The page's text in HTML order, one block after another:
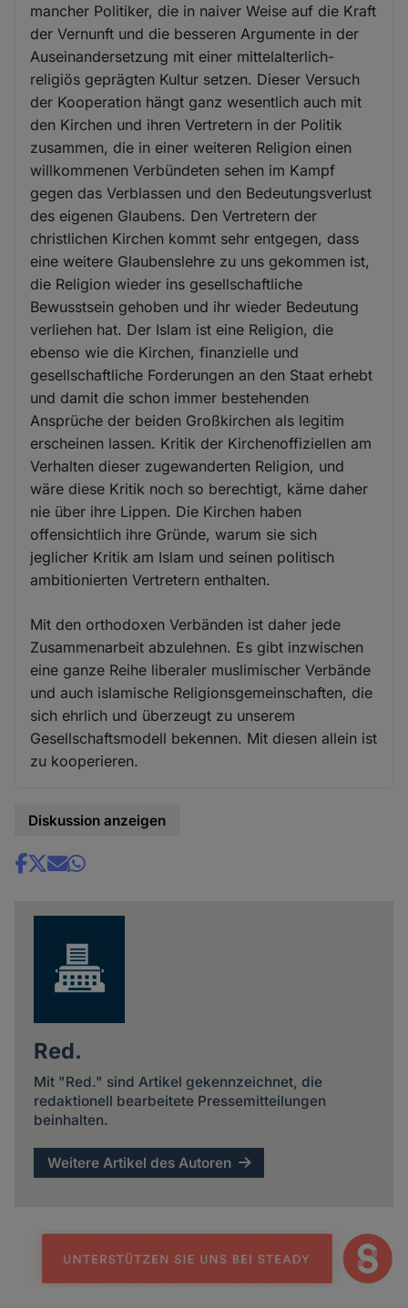
mancher Politiker, die in naiver Weise auf die Kraft
der Vernunft und die besseren Argumente in der
Auseinandersetzung mit einer mittelalterlich-
religiös geprägten Kultur setzen. Dieser Versuch
der Kooperation hängt ganz wesentlich auch mit
den Kirchen und ihren Vertretern in der Politik
zusammen, die in einer weiteren Religion einen
willkommenen Verbündeten sehen im Kampf
gegen das Verblassen und den Bedeutungsverlust
des eigenen Glaubens. Den Vertretern der
christlichen Kirchen kommt sehr entgegen, dass
eine weitere Glaubenslehre zu uns gekommen ist,
die Religion wieder ins gesellschaftliche
Bewusstsein gehoben und ihr wieder Bedeutung
verliehen hat. Der Islam ist eine Religion, die
ebenso wie die Kirchen, finanzielle und
gesellschaftliche Forderungen an den Staat erhebt
und damit die schon immer bestehenden
Ansprüche der beiden Großkirchen als legitim
erscheinen lassen. Kritik der Kirchenoffiziellen am
Verhalten dieser zugewanderten Religion, und
wäre diese Kritik noch so berechtigt, käme daher
nie über ihre Lippen. Die Kirchen haben
offensichtlich ihre Gründe, warum sie sich
jeglicher Kritik am Islam und seinen politisch
ambitionierten Vertretern enthalten.
Mit den orthodoxen Verbänden ist daher jede
Zusammenarbeit abzulehnen. Es gibt inzwischen
eine ganze Reihe liberaler muslimischer Verbände
und auch islamische Religionsgemeinschaften, die
sich ehrlich und überzeugt zu unserem
Gesellschaftsmodell bekennen. Mit diesen allein ist
zu kooperieren.
Diskussion anzeigen
Share
Red.
Mit "Red." sind Artikel gekennzeichnet, die
redaktionell bearbeitete Pressemitteilungen
beinhalten.
Weitere Artikel des Autoren